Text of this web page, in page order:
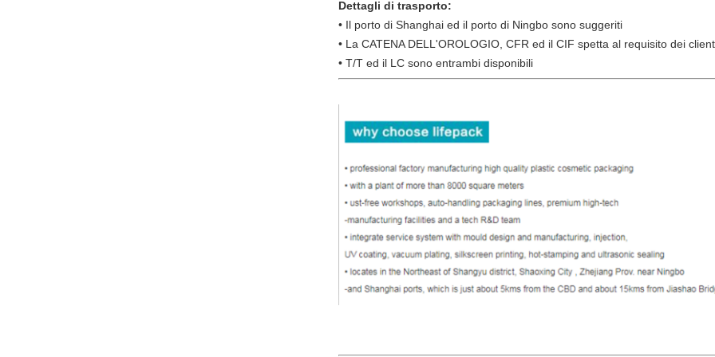
Dettagli di trasporto:
• Il porto di Shanghai ed il porto di Ningbo sono suggeriti
• La CATENA DELL'OROLOGIO, CFR ed il CIF spetta al requisito dei
• T/T ed il LC sono entrambi disponibili